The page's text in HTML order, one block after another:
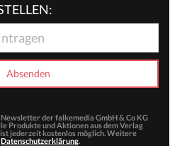
der falkemedia GmbH & Co KG
Produkte und Aktionen aus dem Verlag
jederzeit kostenlos möglich. Weitere
Datenschutzerklärung.